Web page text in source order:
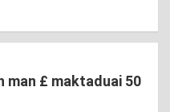
man £ maktaduai 50